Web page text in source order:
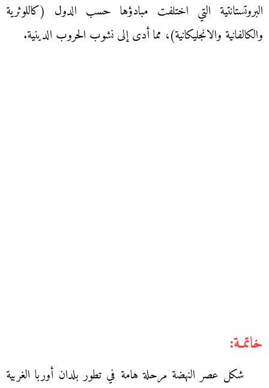
البروتستانتية التي اختلفت مبادؤها حسب الدول (كاللوثرية
والكالفانية والانجليكانية)، مما أدى إلى نشوب الحروب الدينية.
خاتمـة:
شكل عصر النهضة مرحلة هامة في تطور بلدان أوربا الغربية